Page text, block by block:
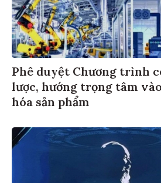
Phê duyệt Chương trình
lược, hướng trọng tâm
hóa sản phẩm